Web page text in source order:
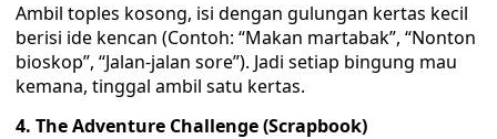
Ambil toples kosong, isi dengan gulungan kertas kecil
berisi ide kencan (Contoh: “Makan martabak”, “Nonton
bioskop”, “Jalan-jalan sore”). Jadi setiap bingung mau
kemana, tinggal ambil satu kertas.
4. The Adventure Challenge (Scrapbook)